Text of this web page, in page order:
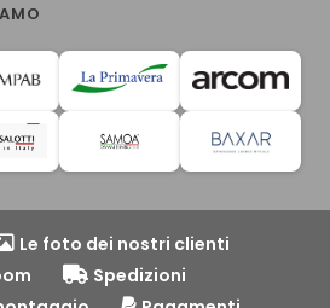
Le foto dei nostri clienti
Spedizioni